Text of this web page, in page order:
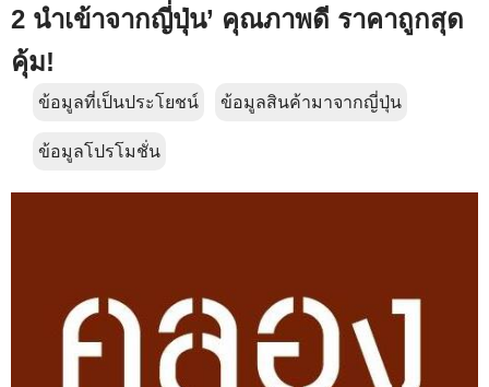
2 นำเข้าจากญี่ปุ่น’ คุณภาพดี ราคาถูกสุด
คุ้ม!
ข้อมูลที่เป็นประโยชน์ ข้อมูลสินค้ามาจากญี่ปุ่น
ข้อมูลโปรโมชั่น